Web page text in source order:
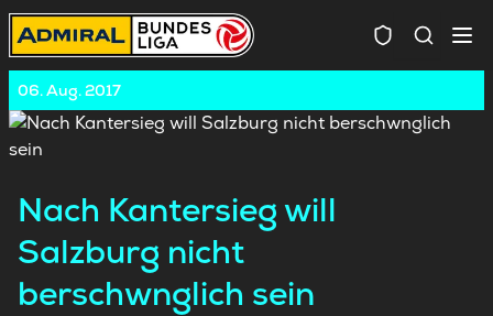
06. Aug. 2017
Nach Kantersieg will
Salzburg nicht
berschwnglich sein